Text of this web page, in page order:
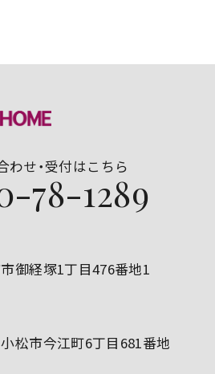
わせ・受付はこちら
78-1289
御経塚1丁目476番地1
松市今江町6丁目681番地